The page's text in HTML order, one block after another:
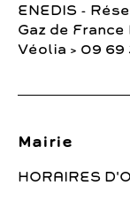
ENEDIS -
Gaz de
Véolia > 09 69
Mairie
HORAIRES